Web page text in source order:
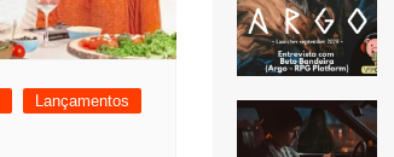
Lançamentos